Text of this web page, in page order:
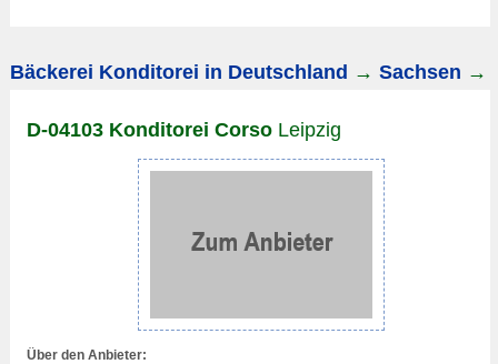
Bäckerei Konditorei in Deutschland → Sachsen →
D-04103 Konditorei Corso Leipzig
Über den Anbieter: